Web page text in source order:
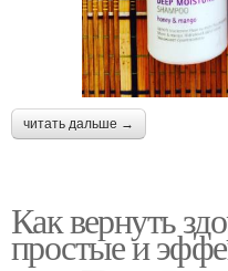
читать дальше →
Как вернуть
простые и